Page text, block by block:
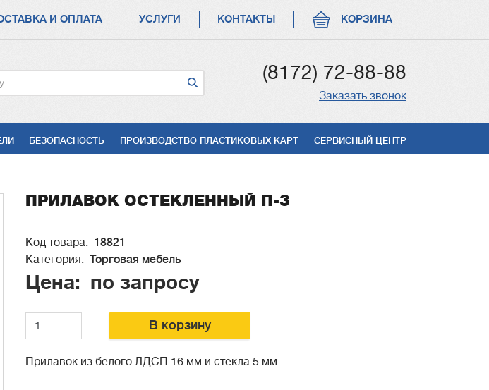
КОРЗИНА
И ОПЛАТА УСЛУГИ КОНТАКТЫ
(8172) 72-88-88
Заказать звонок
БЕЗОПАСНОСТЬ ПРОИЗВОДСТВО ПЛАСТИКОВЫХ КАРТ СЕРВИСНЫЙ ЦЕНТР
ПРИЛАВОК ОСТЕКЛЕННЫЙ П-3
Код товара
18821
Категория
Торговая мебель
Цена по запросу
В корзину
Прилавок из белого ЛДСП 16 мм и стекла 5 мм.